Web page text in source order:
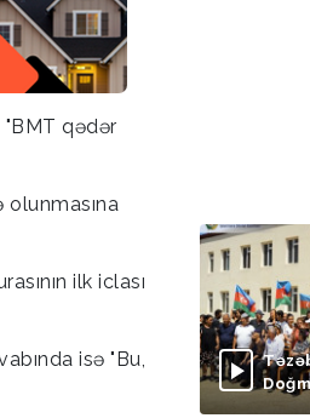
qədər
ilk iclası
isə "Bu,